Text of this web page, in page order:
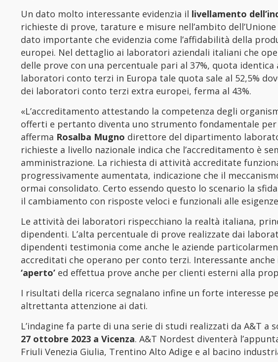
Un dato molto interessante evidenzia il livellamento
richieste di prove, tarature e misure nell’ambito
dato importante che evidenzia come l’affidabilità della
europei. Nel dettaglio ai laboratori aziendali italiani che
delle prove con una percentuale pari al 37%, quota
laboratori conto terzi in Europa tale quota sale al 52,5%
dei laboratori conto terzi extra europei, ferma al 43%.
«L’accreditamento attestando la competenza degli
offerti e pertanto diventa uno strumento fondamentale
afferma Rosalba Mugno direttore del dipartimento
richieste a livello nazionale indica che l’accreditamento è
amministrazione. La richiesta di attività accreditate
progressivamente aumentata, indicazione che il
ormai consolidato. Certo essendo questo lo scenario la
il cambiamento con risposte veloci e funzionali alle
Le attività dei laboratori rispecchiano la realtà italiana,
dipendenti. L’alta percentuale di prove realizzate dai
dipendenti testimonia come anche le aziende
accreditati che operano per conto terzi. Interessante anche
‘aperto’ed effettua prove anche per clienti esterni alla
I risultati della ricerca segnalano infine un forte interesse
altrettanta attenzione ai dati.
L’indagine fa parte di una serie di studi realizzati da A&T a
27 ottobre 2023 a Vicenza. A&T Nordest diventerà
Friuli Venezia Giulia, Trentino Alto Adige e al bacino